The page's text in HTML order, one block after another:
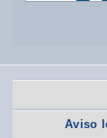
Aviso